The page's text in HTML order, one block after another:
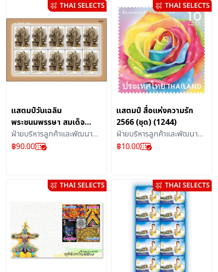
แสตมป์วันเฉลิม
พระชนมพรรษา สมเด็จ
พระบรมราชชนนีพันปีหลวง
87 พรรษา 2562
ฝ่ายบริหารลูกค้าและพัฒนา
ผลิตภัณฑ์บริการไปรษณีย์ :
฿90.00
แสตมป์ สื่อแห่งความรัก
2566 (ชุด) (1244)
ฝ่ายบริหารลูกค้าและพัฒนา
ผลิตภัณฑ์บริการไปรษณีย์ :
฿10.00